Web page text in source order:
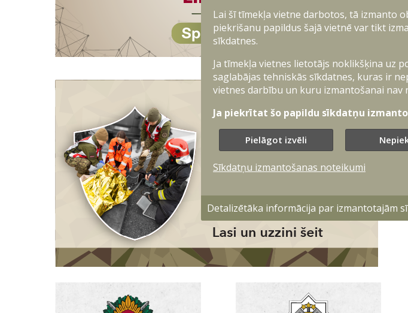
Lai šī tīmekļa vietne darbotos, tā izmanto
piekrišanu papildus šajā vietnē var tikt
sīkdatnes.
Ja tīmekļa vietnes lietotājs noklikšķina uz
saglabājas tehniskās sīkdatnes, kuras ir
vietnes darbību un kuru izmantošanai nav
Ja piekrītat šo papildu sīkdatņu
Pielāgot izvēli
Sīkdatņu izmantošanas noteikumi
Detalizētāka informācija par izmantotajām